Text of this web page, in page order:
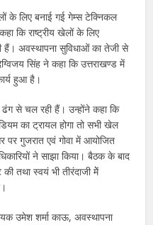
के लिए बनाई गई गेम्स टेक्निकल
कि राष्ट्रीय खेलों के लिए
हैं। अवस्थापना सुविधाओं का तेजी से
सिंह ने कहा कि उत्तराखण्ड में
हुआ है।
से चल रही हैं। उन्होंने कहा कि
का ट्रायल होगा तो सभी खेल
गुजरात एवं गोवा में आयोजित
ने साझा किया। बैठक के बाद
तथा स्वयं भी तीरंदाजी मेें
उमेश शर्मा काऊ, अवस्थापना